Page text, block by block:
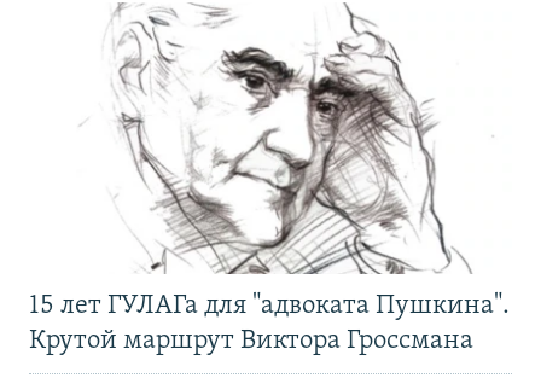
15 лет ГУЛАГа для "адвоката Пушкина".
Крутой маршрут Виктора Гроссмана